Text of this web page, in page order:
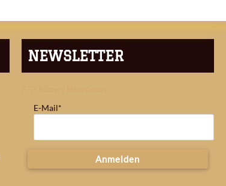
NEWSLETTER
E-Mail*
Anmelden